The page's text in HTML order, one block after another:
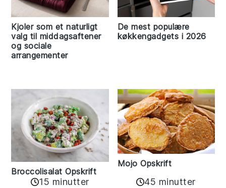
Kjoler som et naturligt
valg til middagsaftener
og sociale
arrangementer
De mest populære
køkkengadgets i 2026
Broccolisalat Opskrift
15 minutter
Mojo Opskrift
45 minutter